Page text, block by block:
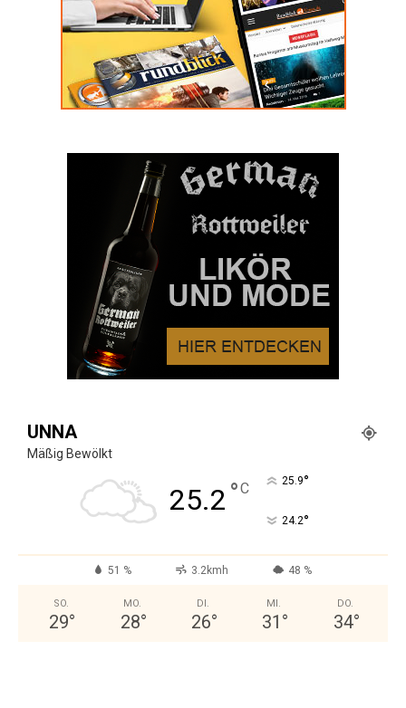
UNNA
Mäßig Bewölkt
25.2 °C 25.9°
24.2°
51 % 3.2kmh 48 %
SO.
29°
MO.
28°
DI.
26°
MI.
31 °
DO.
34°